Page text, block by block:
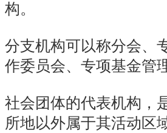
构。
分支机构可以称分会、
作委员会、专项基金管
社会团体的代表机构，
所地以外属于其活动区